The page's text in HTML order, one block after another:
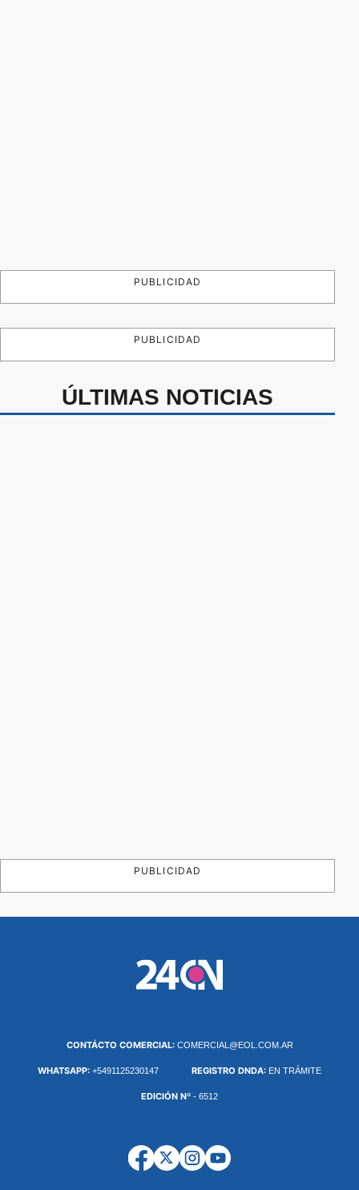
PUBLICIDAD
PUBLICIDAD
ÚLTIMAS NOTICIAS
PUBLICIDAD
CONTÁCTO COMERCIAL: COMERCIAL@EOL.COM.AR
WHATSAPP: +5491125230147 REGISTRO DNDA: EN TRÁMITE
EDICIÓN Nº - 6512